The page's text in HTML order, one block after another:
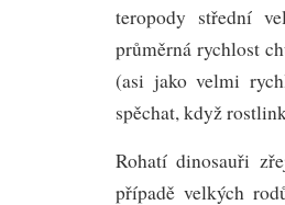
teropody střední
průměrná rychlost
(asi jako velmi
spěchat, když
Rohatí dinosauři
případě velkých